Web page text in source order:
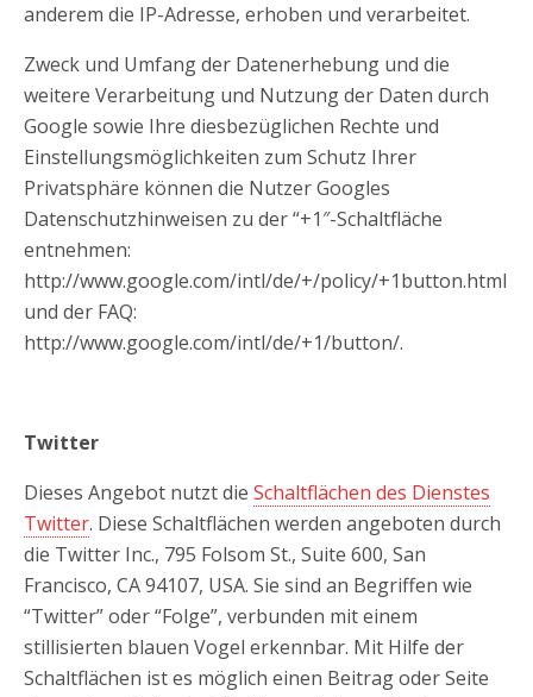
anderem die IP-Adresse, erhoben und verarbeitet.
Zweck und Umfang der Datenerhebung und die
weitere Verarbeitung und Nutzung der Daten durch
Google sowie Ihre diesbezüglichen Rechte und
Einstellungsmöglichkeiten zum Schutz Ihrer
Privatsphäre können die Nutzer Googles
Datenschutzhinweisen zu der “+1″-Schaltfläche
entnehmen:
http://www.google.com/intl/de/+/policy/+1button.html
und der FAQ:
http://www.google.com/intl/de/+1/button/.
Twitter
Dieses Angebot nutzt die Schaltflächen des Dienstes
Twitter. Diese Schaltflächen werden angeboten durch
die Twitter Inc., 795 Folsom St., Suite 600, San
Francisco, CA 94107, USA. Sie sind an Begriffen wie
“Twitter” oder “Folge”, verbunden mit einem
stillisierten blauen Vogel erkennbar. Mit Hilfe der
Schaltflächen ist es möglich einen Beitrag oder Seite